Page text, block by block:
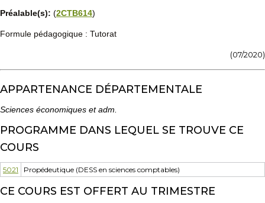
Préalable(s): (2CTB614)
Formule pédagogique : Tutorat
(07/2020)
APPARTENANCE DÉPARTEMENTALE
Sciences économiques et adm.
PROGRAMME DANS LEQUEL SE TROUVE CE
COURS
5021 Propédeutique (DESS en sciences comptables)
CE COURS EST OFFERT AU TRIMESTRE